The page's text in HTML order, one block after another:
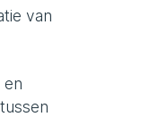
van
en